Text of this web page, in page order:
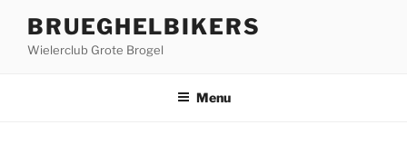
BRUEGHELBIKERS
Wielerclub Grote Brogel
Menu